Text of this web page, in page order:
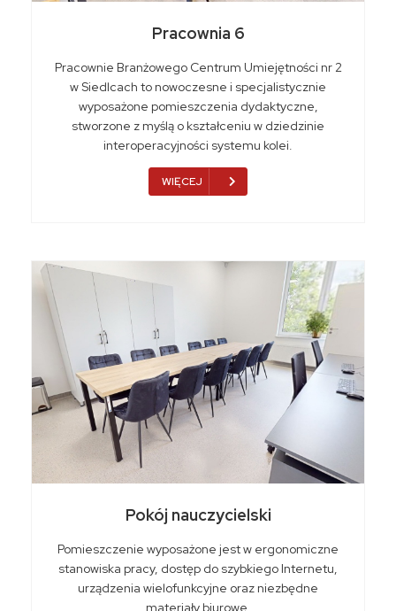
Pracownia 6
Pracownie Branżowego Centrum Umiejętności nr 2
w Siedlcach to nowoczesne i specjalistycznie
wyposażone pomieszczenia dydaktyczne,
stworzone z myślą o kształceniu w dziedzinie
interoperacyjności systemu kolei.
WIĘCEJ
Pokój nauczycielski
Pomieszczenie wyposażone jest w ergonomiczne
stanowiska pracy, dostęp do szybkiego Internetu,
urządzenia wielofunkcyjne oraz niezbędne
materiały biurowe.